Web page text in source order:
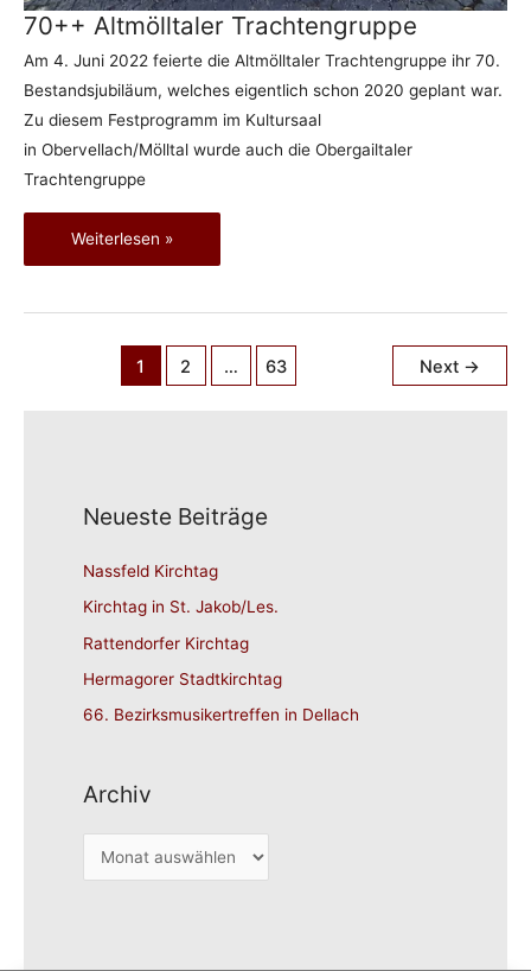
70++ Altmölltaler Trachtengruppe
Am 4. Juni 2022 feierte die Altmölltaler Trachtengruppe ihr 70.
Bestandsjubiläum, welches eigentlich schon 2020 geplant war.
Zu diesem Festprogramm im Kultursaal
in Obervellach/Mölltal wurde auch die Obergailtaler
Trachtengruppe
70++ Altmölltaler Trachtengruppe
Weiterlesen »
1 2 … 63 Next →
Neueste Beiträge
Nassfeld Kirchtag
Kirchtag in St. Jakob/Les.
Rattendorfer Kirchtag
Hermagorer Stadtkirchtag
66. Bezirksmusikertreffen in Dellach
Archiv
r